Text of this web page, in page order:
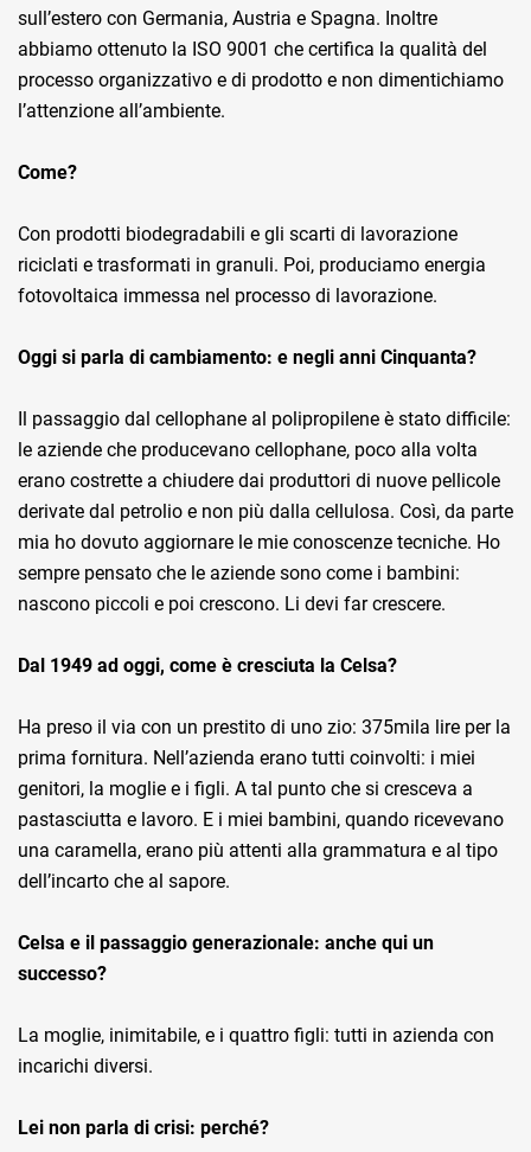
sull’estero con Germania, Austria e Spagna. Inoltre
abbiamo ottenuto la ISO 9001 che certifica la qualità del
processo organizzativo e di prodotto e non dimentichiamo
l’attenzione all’ambiente.
Come?
Con prodotti biodegradabili e gli scarti di lavorazione
riciclati e trasformati in granuli. Poi, produciamo energia
fotovoltaica immessa nel processo di lavorazione.
Oggi si parla di cambiamento: e negli anni Cinquanta?
Il passaggio dal cellophane al polipropilene è stato difficile:
le aziende che producevano cellophane, poco alla volta
erano costrette a chiudere dai produttori di nuove pellicole
derivate dal petrolio e non più dalla cellulosa. Così, da parte
mia ho dovuto aggiornare le mie conoscenze tecniche. Ho
sempre pensato che le aziende sono come i bambini:
nascono piccoli e poi crescono. Li devi far crescere.
Dal 1949 ad oggi, come è cresciuta la Celsa?
Ha preso il via con un prestito di uno zio: 375mila lire per la
prima fornitura. Nell’azienda erano tutti coinvolti: i miei
genitori, la moglie e i figli. A tal punto che si cresceva a
pastasciutta e lavoro. E i miei bambini, quando ricevevano
una caramella, erano più attenti alla grammatura e al tipo
dell’incarto che al sapore.
Celsa e il passaggio generazionale: anche qui un
successo?
La moglie, inimitabile, e i quattro figli: tutti in azienda con
incarichi diversi.
Lei non parla di crisi: perché?